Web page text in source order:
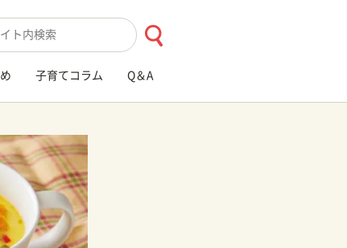
ーワード入力
子育てコラム Q＆A